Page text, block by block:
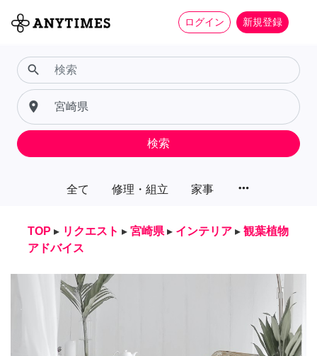
ログイン 新規登録
全て 修理・組立 家事 more_horiz
search
place
検索
TOP ▸ リクエスト ▸ 宮崎県 ▸ インテリア ▸ 観葉植物
アドバイス